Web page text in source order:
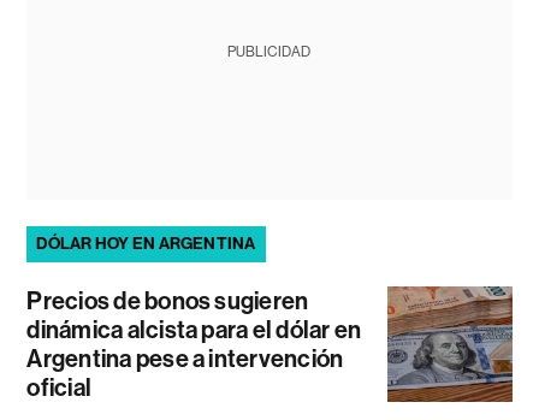
PUBLICIDAD
DÓLAR HOY EN ARGENTINA
Precios de bonos sugieren
dinámica alcista para el dólar en
Argentina pese a intervención
oficial